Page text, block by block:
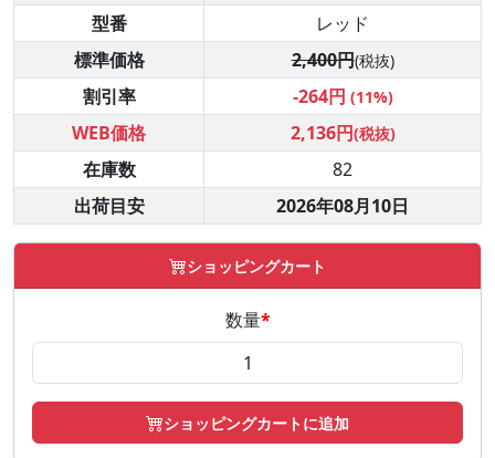
型番
レッド
標準価格
2,400円(税抜)
割引率 -264円 (11%)
WEB価格 2,136円(税抜)
在庫数
82
出荷目安
2026年08月10日
ショッピングカート
数量*
ショッピングカートに追加